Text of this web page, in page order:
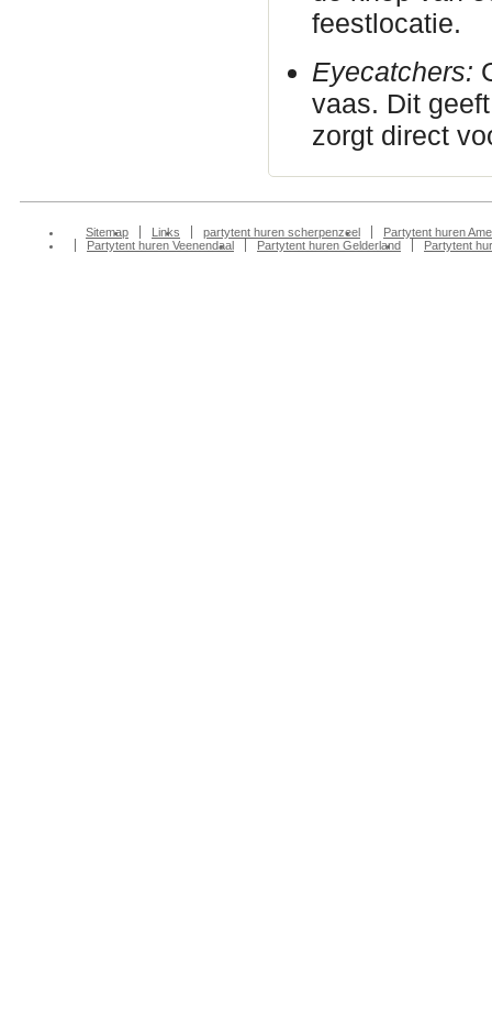
feestlocatie.
Eyecatchers:
vaas. Dit
zorgt direct
Sitemap Links partytent huren scherpenzeel
Partytent huren
Partytent huren Veenendaal
Partytent huren Gelderland Partytent